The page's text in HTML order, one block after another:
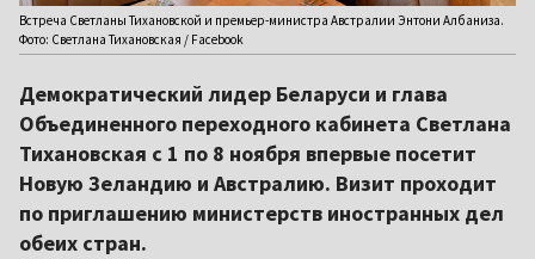
Встреча Светланы Тихановской и премьер-министра Австралии Энтони Албаниза.
Фото: Светлана Тихановская / Facebook
Демократический лидер Беларуси и глава
Объединенного переходного кабинета Светлана
Тихановская с 1 по 8 ноября впервые посетит
Новую Зеландию и Австралию. Визит проходит
по приглашению министерств иностранных дел
обеих стран.